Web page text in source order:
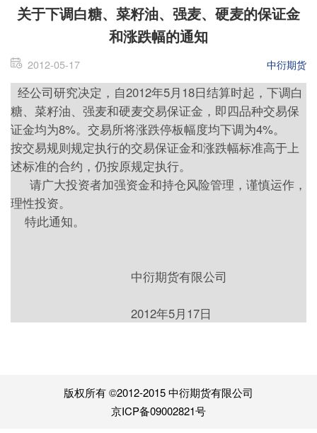
关于下调白糖、菜籽油、强麦、硬麦的保证金
和涨跌幅的通知
2012-05-17 中衍期货
经公司研究决定，自2012年5月18日结算时起，下调白
糖、菜籽油、强麦和硬麦交易保证金，即四品种交易保
证金均为8%。交易所将涨跌停板幅度均下调为4%。
按交易规则规定执行的交易保证金和涨跌幅标准高于上
述标准的合约，仍按原规定执行。
请广大投资者加强资金和持仓风险管理，谨慎运作，
理性投资。
特此通知。
中衍期货有限公司
2012年5月17日
版权所有 ©2012-2015 中衍期货有限公司
京ICP备09002821号